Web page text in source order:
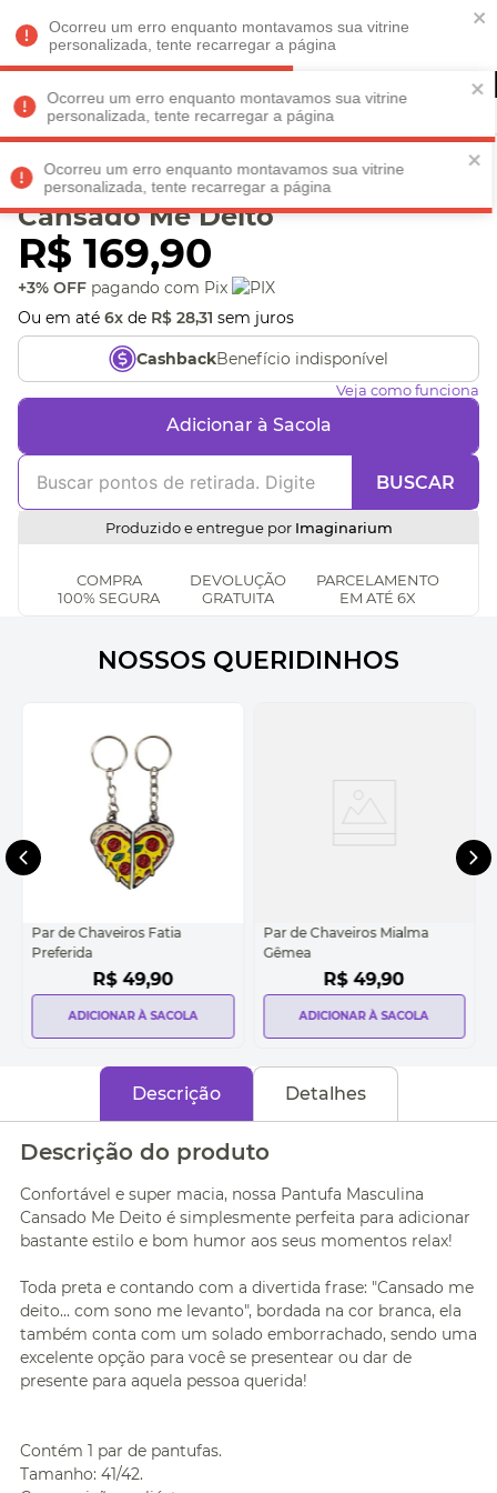
Ocorreu um erro enquanto montavamos sua vitrine
personalizada, tente recarregar a página
Ocorreu um erro enquanto montavamos sua vitrine
personalizada, tente recarregar a página
Ocorreu um erro enquanto montavamos sua vitrine
personalizada, tente recarregar a página
Faltam REGULAMENTO
Veja produtos perto de você! Informe seu CEP
Pantufa Masculina
Cansado Me Deito
R$ 169,90
+3% OFF pagando com Pix
Ou em até 6x de R$ 28,31 sem juros
CashbackBenefício indisponível
Veja como funciona
Adicionar à Sacola
BUSCAR
Produzido e entregue por Imaginarium
COMPRA
100% SEGURA
DEVOLUÇÃO
GRATUITA
PARCELAMENTO
EM ATÉ 6X
NOSSOS QUERIDINHOS
Par de Chaveiros Fatia
Preferida
R$ 49,90
ADICIONAR À SACOLA
Par de Chaveiros Mialma
Gêmea
R$ 49,90
ADICIONAR À SACOLA
Descrição Detalhes
Descrição do produto
Confortável e super macia, nossa Pantufa Masculina
Cansado Me Deito é simplesmente perfeita para adicionar
bastante estilo e bom humor aos seus momentos relax!
Toda preta e contando com a divertida frase: "Cansado me
deito... com sono me levanto", bordada na cor branca, ela
também conta com um solado emborrachado, sendo uma
excelente opção para você se presentear ou dar de
presente para aquela pessoa querida!
Contém 1 par de pantufas.
Tamanho: 41/42.